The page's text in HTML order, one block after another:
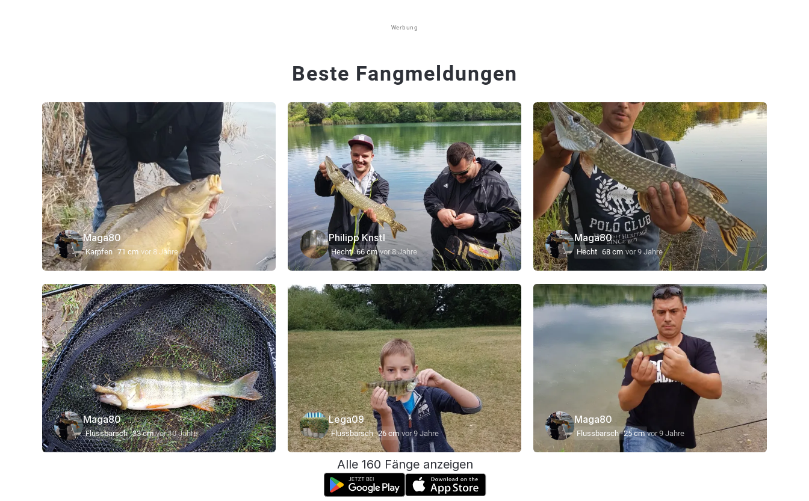
Werbung
Beste Fangmeldungen
Maga80
Karpfen 71 cm vor 8 Jahre
Philipp Knstl
Hecht 66 cm vor 8 Jahre
Maga80
Hecht 68 cm vor 9 Jahre
Maga80
Flussbarsch 33 cm vor 10 Jahre
Lega09
Flussbarsch 26 cm vor 9 Jahre
Maga80
Flussbarsch 25 cm vor 9 Jahre
Alle 160 Fänge anzeigen